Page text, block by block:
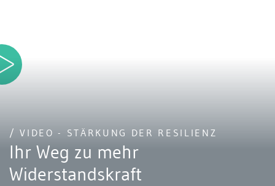
/ VIDEO - STÄRKUNG DER RESILIENZ
Ihr Weg zu mehr
Widerstandskraft